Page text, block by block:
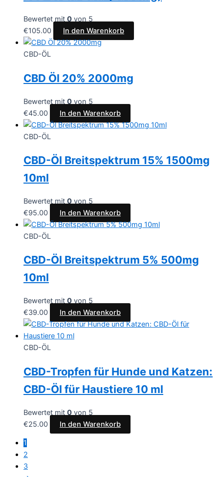
Bewertet mit 0 von 5
€105.00 In den Warenkorb
CBD-ÖL
CBD Öl 20% 2000mg
Bewertet mit 0 von 5
€45.00 In den Warenkorb
CBD-ÖL
CBD-Öl Breitspektrum 15% 1500mg
10ml
Bewertet mit 0 von 5
€95.00 In den Warenkorb
CBD-ÖL
CBD-Öl Breitspektrum 5% 500mg
10ml
Bewertet mit 0 von 5
€39.00 In den Warenkorb
CBD-ÖL
CBD-Tropfen für Hunde und Katzen:
CBD-Öl für Haustiere 10 ml
Bewertet mit 0 von 5
€25.00 In den Warenkorb
1
2
3